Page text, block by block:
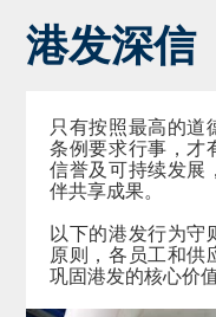
港发深信
只有按照最高的道
条例要求行事，才
信誉及可持续发展
伴共享成果。
以下的港发行为守
原则，各员工和供
巩固港发的核心价值